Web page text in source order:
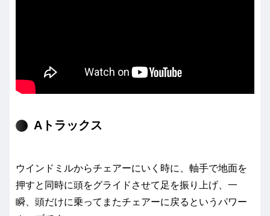
Aトラックス
ウインドミルからチェアーにいく時に、軸手で地面を
押すと同時に頭をグライドさせて足を振り上げ、一
瞬、頭だけに乗ってまたチェアーに戻るというパワー